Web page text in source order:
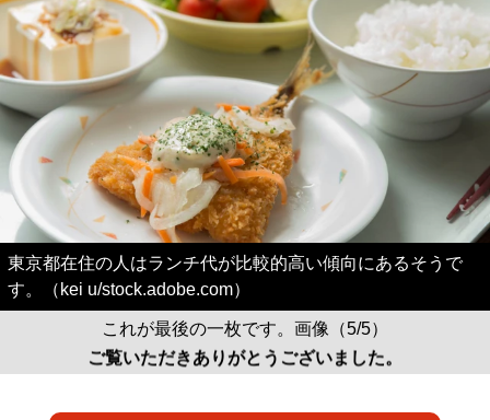
東京都在住の人はランチ代が比較的高い傾向にあるそうで
す。（kei u/stock.adobe.com）
これが最後の一枚です。画像（5/5）
ご覧いただきありがとうございました。